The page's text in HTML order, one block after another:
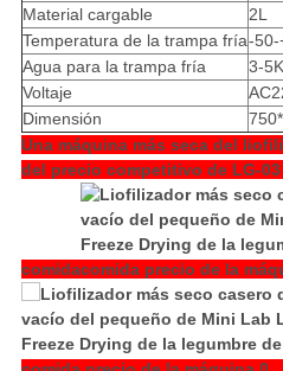
Material cargable
2L
Temperatura de la trampa fría-50-
Agua para la trampa fría
3-
Voltaje
Dimensión
Una máquina más seca del
del precio competitivo de LG-
comida